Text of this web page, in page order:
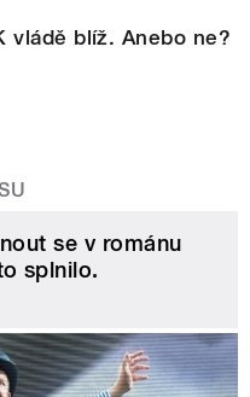
vládě blíž. Anebo ne?
se v románu
splnilo.